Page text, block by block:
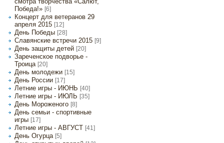
Победа!» [6]
Концерт для ветеранов 29
апреля 2015 [12]
День Победы [28]
Славянские встречи 2015 [9]
День защиты детей [20]
Зареченское подворье -
Троица [20]
День молодежи [15]
День России [17]
Летние игры - ИЮНЬ [40]
Летние игры - ИЮЛЬ [35]
День Мороженого [8]
День семьи - спортивные
игры [17]
Летние игры - АВГУСТ [41]
День Огурца [5]